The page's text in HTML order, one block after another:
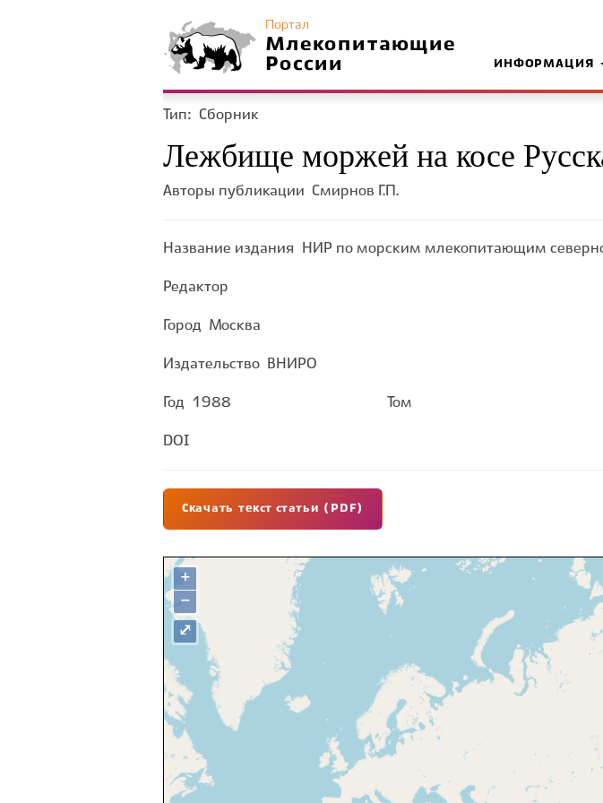
Портал
Млекопитающие
России
ИНФОРМАЦИЯ
Тип: Сборник
Лежбище моржей на косе
Авторы публикации Смирнов Г.П.
Название издания НИР по морским млекопитающим
Редактор
Город Москва
Издательство ВНИРО
Год 1988 Том
DOI
Скачать текст статьи (PDF)
+
−
⤢